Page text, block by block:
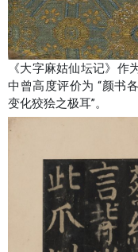
《大字麻姑仙坛记》
中曾高度评价为 “颜书
变化狡狯之极耳”。